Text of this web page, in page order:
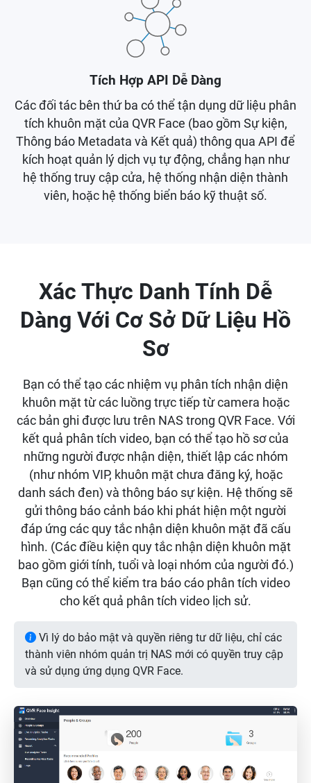
Tích Hợp API Dễ Dàng
Các đối tác bên thứ ba có thể tận dụng dữ liệu phân
tích khuôn mặt của QVR Face (bao gồm Sự kiện,
Thông báo Metadata và Kết quả) thông qua API để
kích hoạt quản lý dịch vụ tự động, chẳng hạn như
hệ thống truy cập cửa, hệ thống nhận diện thành
viên, hoặc hệ thống biển báo kỹ thuật số.
Xác Thực Danh Tính Dễ
Dàng Với Cơ Sở Dữ Liệu Hồ
Sơ
Bạn có thể tạo các nhiệm vụ phân tích nhận diện
khuôn mặt từ các luồng trực tiếp từ camera hoặc
các bản ghi được lưu trên NAS trong QVR Face. Với
kết quả phân tích video, bạn có thể tạo hồ sơ của
những người được nhận diện, thiết lập các nhóm
(như nhóm VIP, khuôn mặt chưa đăng ký, hoặc
danh sách đen) và thông báo sự kiện. Hệ thống sẽ
gửi thông báo cảnh báo khi phát hiện một người
đáp ứng các quy tắc nhận diện khuôn mặt đã cấu
hình. (Các điều kiện quy tắc nhận diện khuôn mặt
bao gồm giới tính, tuổi và loại nhóm của người đó.)
Bạn cũng có thể kiểm tra báo cáo phân tích video
cho kết quả phân tích video lịch sử.
Vì lý do bảo mật và quyền riêng tư dữ liệu, chỉ các
thành viên nhóm quản trị NAS mới có quyền truy cập
và sử dụng ứng dụng QVR Face.